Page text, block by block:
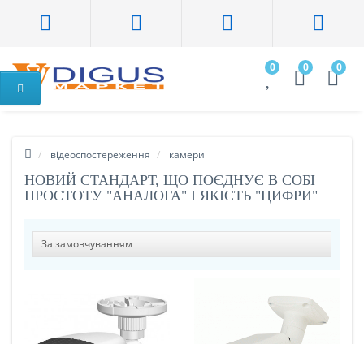
0 0 0
відеоспостереження камери
НОВИЙ СТАНДАРТ, ЩО ПОЄДНУЄ В СОБІ
ПРОСТОТУ "АНАЛОГА" І ЯКІСТЬ "ЦИФРИ"